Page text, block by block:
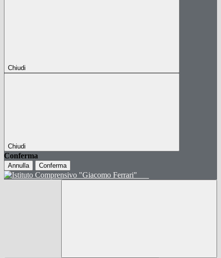
Chiudi
Chiudi
Conferma
Annulla Conferma